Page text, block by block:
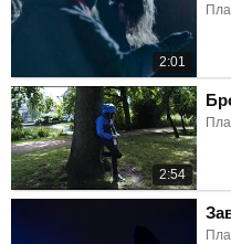
2:01
2:54